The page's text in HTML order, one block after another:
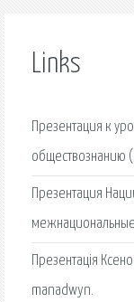
Links
Презентация к
обществознанию
Презентация
Презентація
manadwyn.